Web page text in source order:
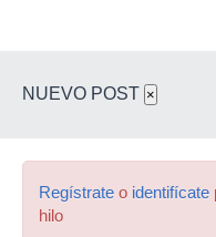
NUEVO POST ×
Regístrate o identifícate
hilo